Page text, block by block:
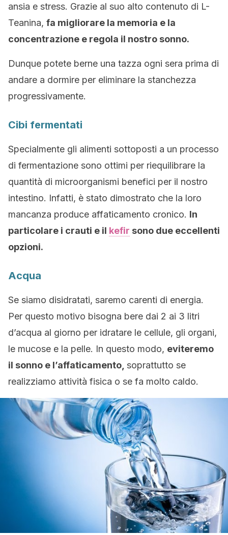
ansia e stress. Grazie al suo alto contenuto di L-
Teanina, fa migliorare la memoria e la
concentrazione e regola il nostro sonno.
Dunque potete berne una tazza ogni sera prima di
andare a dormire per eliminare la stanchezza
progressivamente.
Cibi fermentati
Specialmente gli alimenti sottoposti a un processo
di fermentazione sono ottimi per riequilibrare la
quantità di microorganismi benefici per il nostro
intestino. Infatti, è stato dimostrato che la loro
mancanza produce affaticamento cronico. In
particolare i crauti e il kefir sono due eccellenti
opzioni.
Acqua
Se siamo disidratati, saremo carenti di energia.
Per questo motivo bisogna bere dai 2 ai 3 litri
d’acqua al giorno per idratare le cellule, gli organi,
le mucose e la pelle. In questo modo, eviteremo
il sonno e l’affaticamento, soprattutto se
realizziamo attività fisica o se fa molto caldo.